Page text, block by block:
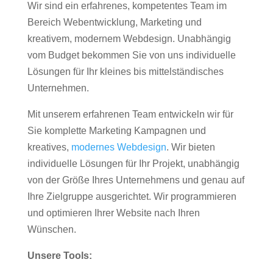
Wir sind ein erfahrenes, kompetentes Team im
Bereich Webentwicklung, Marketing und
kreativem, modernem Webdesign. Unabhängig
vom Budget bekommen Sie von uns individuelle
Lösungen für Ihr kleines bis mittelständisches
Unternehmen.
Mit unserem erfahrenen Team entwickeln wir für
Sie komplette Marketing Kampagnen und
kreatives, modernes Webdesign. Wir bieten
individuelle Lösungen für Ihr Projekt, unabhängig
von der Größe Ihres Unternehmens und genau auf
Ihre Zielgruppe ausgerichtet. Wir programmieren
und optimieren Ihrer Website nach Ihren
Wünschen.
Unsere Tools: